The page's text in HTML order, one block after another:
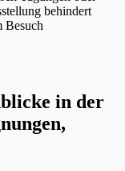
behindert
Besuch
in der